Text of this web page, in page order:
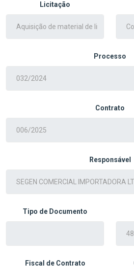
Licitação
Processo
Contrato
Responsável
Tipo de Documento
Fiscal de Contrato